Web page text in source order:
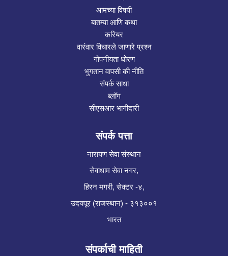
आमच्या विषयी
बातम्या आणि कथा
करियर
वारंवार विचारले जाणारे प्रश्न
गोपनीयता धोरण
भुगतान वापसी की नीति
संपर्क साधा
ब्लॉग
सीएसआर भागीदारी
संपर्क पत्ता
नारायण सेवा संस्थान
सेवाधाम सेवा नगर,
हिरन मगरी, सेक्टर -४,
उदयपूर (राजस्थान) - ३१३००१
भारत
संपर्काची माहिती